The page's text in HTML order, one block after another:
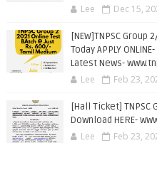
Lee Dec 15,
[NEW]TNPSC
Today APPLY
Latest News-
Lee Feb 23,
[Hall Ticket] TNPSC
Download HERE-
Lee Feb 23,